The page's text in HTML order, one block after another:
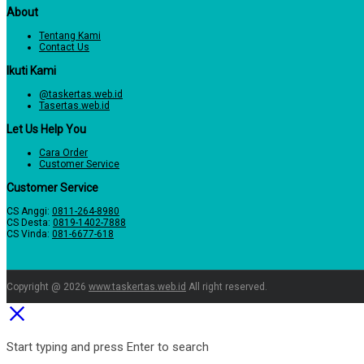
About
Tentang Kami
Contact Us
Ikuti Kami
@taskertas.web.id
Tasertas.web.id
Let Us Help You
Cara Order
Customer Service
Customer Service
CS Anggi: 0811-264-8980
CS Desta: 0819-1402-7888
CS Vinda: 081-6677-618
Copyright @ 2026 www.taskertas.web.id All right reserved.
Start typing and press Enter to search